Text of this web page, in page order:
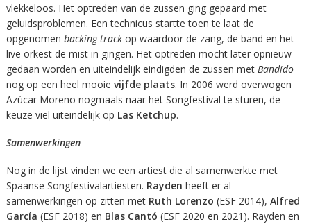
vlekkeloos. Het optreden van de zussen ging gepaard met
geluidsproblemen. Een technicus startte toen te laat de
opgenomen backing trackop waardoor de zang, de band en het
live orkest de mist in gingen. Het optreden mocht later opnieuw
gedaan worden en uiteindelijk eindigden de zussen met Bandido
nog op een heel mooie vijfde plaats. In 2006 werd overwogen
Azúcar Moreno nogmaals naar het Songfestival te sturen, de
keuze viel uiteindelijk op Las Ketchup.
Samenwerkingen
Nog in de lijst vinden we een artiest die al samenwerkte met
Spaanse Songfestivalartiesten. Rayden heeft er al
samenwerkingen op zitten met Ruth Lorenzo (ESF 2014), Alfred
García (ESF 2018) en Blas Cantó (ESF 2020 en 2021). Rayden en